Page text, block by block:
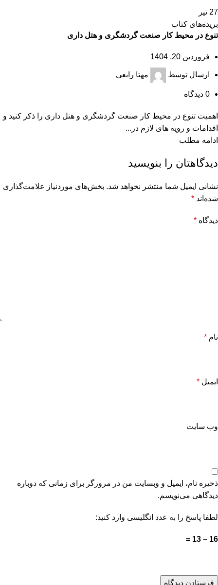
27 تیر
بریده‌های کتاب
تنوع در محیط کار صنعت گردشگری و هتل داری
فروردین 20, 1404
ارسال توسط مهتا رابعی
0 دیدگاه
اهمیت تنوع در محیط کار صنعت گردشگری و هتل داری را ذکر کنید و
اقدامات و رویه های لازم در...
ادامه مطلب
دیدگاهتان را بنویسید
نشانی ایمیل شما منتشر نخواهد شد. بخش‌های موردنیاز علامت‌گذاری
شده‌اند *
دیدگاه *
نام *
ایمیل *
وب‌ سایت
ذخیره نام، ایمیل و وبسایت من در مرورگر برای زمانی که دوباره
دیدگاهی می‌نویسم.
لطفا پاسخ را به عدد انگلیسی وارد کنید:
16 − 13 =